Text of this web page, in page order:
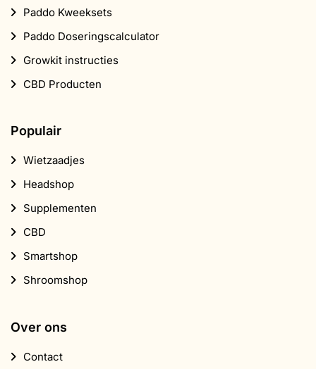
Paddo Kweeksets
Paddo Doseringscalculator
Growkit instructies
CBD Producten
Populair
Wietzaadjes
Headshop
Supplementen
CBD
Smartshop
Shroomshop
Over ons
Contact